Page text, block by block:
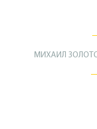
МИХАИЛ